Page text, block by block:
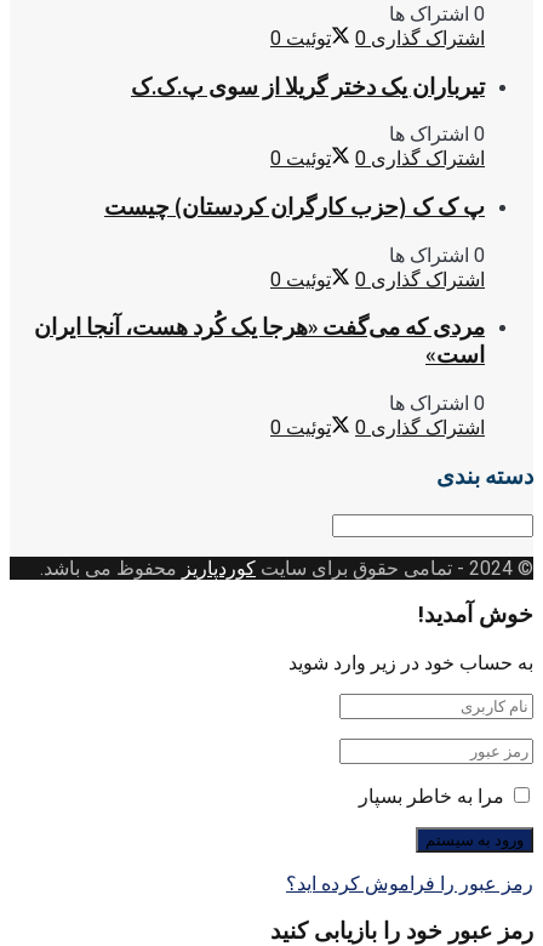
0 اشتراک ها
اشتراک گذاری 0 توئیت 0
تیرباران یک دختر گریلا از سوی پ.ک.ک
0 اشتراک ها
اشتراک گذاری 0 توئیت 0
پ ک ک (حزب کارگران کردستان) چیست
0 اشتراک ها
اشتراک گذاری 0 توئیت 0
مردی که می‌گفت «هرجا یک کُرد هست، آنجا ایران
است»
0 اشتراک ها
اشتراک گذاری 0 توئیت 0
دسته بندی
دسته
© 2024
- تمامی حقوق برای سایت کوردپاریز محفوظ می باشد.
خوش آمدید!
به حساب خود در زیر وارد شوید
مرا به خاطر بسپار
رمز عبور را فراموش کرده اید؟
رمز عبور خود را بازیابی کنید